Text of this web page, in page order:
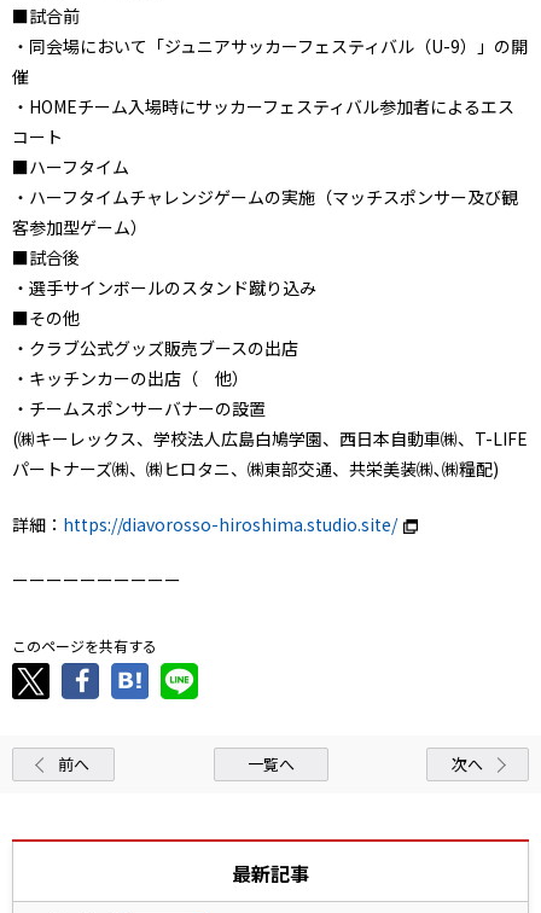
■試合前
・同会場において「ジュニアサッカーフェスティバル（U-9）」の開
催
・HOMEチーム入場時にサッカーフェスティバル参加者によるエス
コート
■ハーフタイム
・ハーフタイムチャレンジゲームの実施（マッチスポンサー及び観
客参加型ゲーム）
■試合後
・選手サインボールのスタンド蹴り込み
■その他
・クラブ公式グッズ販売ブースの出店
・キッチンカーの出店（ 他）
・チームスポンサーバナーの設置
(㈱キーレックス、学校法人広島白鳩学園、西日本自動車㈱、T-LIFE
パートナーズ㈱、㈱ヒロタニ、㈱東部交通、共栄美装㈱､㈱糧配)
詳細： https://diavorosso-hiroshima.studio.site/
ーーーーーーーーーー
このページを共有する
前へ 一覧へ 次へ
最新記事